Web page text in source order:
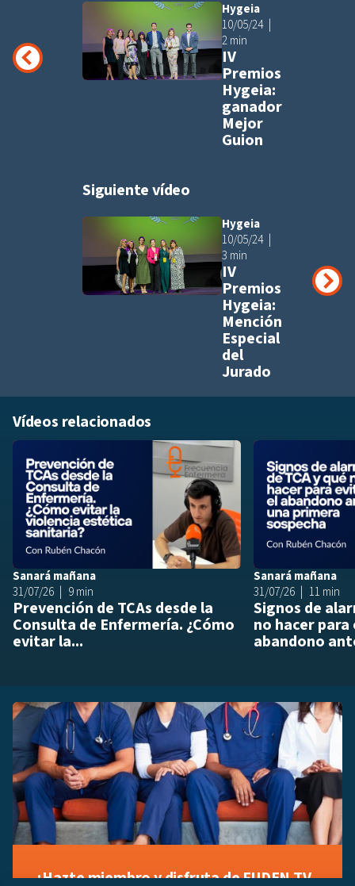
Añadir a
Hygeia
10/05/24
2 min
IV
Premios
Hygeia:
ganador
Mejor
Guion
Siguiente vídeo
Añadir a
Hygeia
10/05/24
3 min
IV
Premios
Hygeia:
Mención
Especial
del
Jurado
Vídeos relacionados
Añadir a
Sanará mañana
31/07/26
9 min
Prevención de TCAs desde la
Consulta de Enfermería. ¿Cómo
evitar la...
Sanará mañana
31/07/26
11 min
Signos de
no hacer
abandono
¡Hazte miembro y disfruta de FUDEN TV